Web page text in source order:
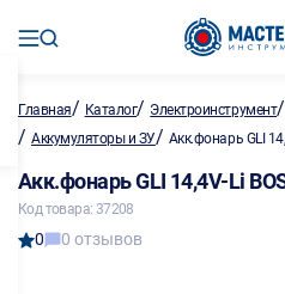
Главная/ Каталог/ Электроинструмент
/ Аккумуляторы и ЗУ/ Акк.фонарь GLI
Акк.фонарь GLI 14,4V-Li
Код товара: 37208
0 0 отзывов